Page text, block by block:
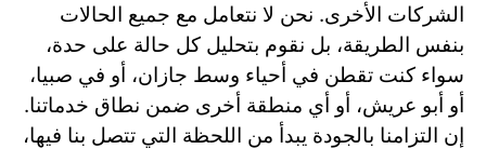
الشركات الأخرى. نحن لا نتعامل مع جميع الحالات
بنفس الطريقة، بل نقوم بتحليل كل حالة على حدة،
سواء كنت تقطن في أحياء وسط جازان، أو في صبيا،
أو أبو عريش، أو أي منطقة أخرى ضمن نطاق خدماتنا.
إن التزامنا بالجودة يبدأ من اللحظة التي تتصل بنا فيها،